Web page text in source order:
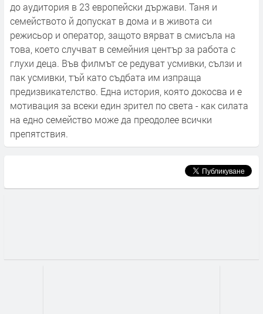
до аудитория в 23 европейски държави. Таня и
семейството й допускат в дома и в живота си
режисьор и оператор, защото вярват в смисъла на
това, което случват в семейния център за работа с
глухи деца. Във филмът се редуват усмивки, сълзи и
пак усмивки, тъй като съдбата им изпраща
предизвикателство. Една история, която докосва и е
мотивация за всеки един зрител по света - как силата
на едно семейство може да преодолее всички
препятствия.